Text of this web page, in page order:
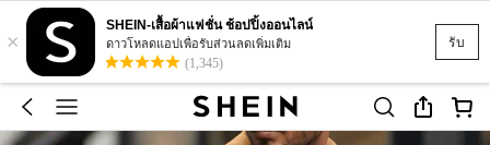
รับ
×
SHEIN-เสื้อผ้าแฟชั่น ช้อปปิ้งออนไลน์
ดาวโหลดแอปเพื่อรับส่วนลดเพิ่มเติม
(1,345)